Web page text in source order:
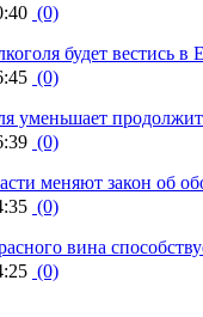
(0)
будет вестись
(0)
уменьшает
(0)
меняют закон об
(0)
вина
(0)